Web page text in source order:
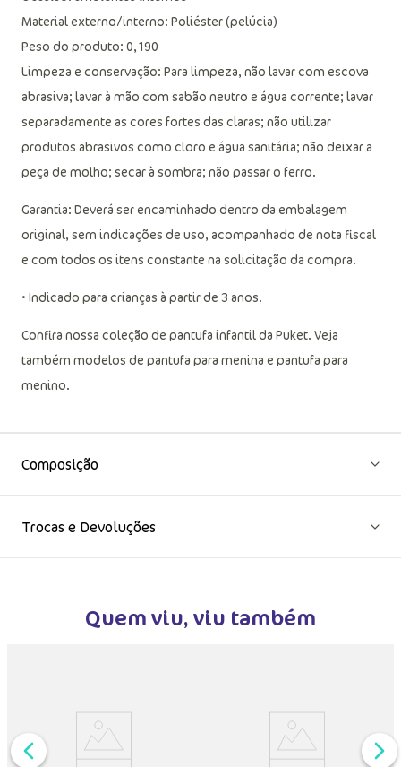
Material externo/interno: Poliéster (pelúcia)
Peso do produto: 0,190
Limpeza e conservação: Para limpeza, não lavar com escova
abrasiva; lavar à mão com sabão neutro e água corrente; lavar
separadamente as cores fortes das claras; não utilizar
produtos abrasivos como cloro e água sanitária; não deixar a
peça de molho; secar à sombra; não passar o ferro.
Garantia: Deverá ser encaminhado dentro da embalagem
original, sem indicações de uso, acompanhado de nota fiscal
e com todos os itens constante na solicitação da compra.
• Indicado para crianças à partir de 3 anos.
Confira nossa coleção de pantufa infantil da Puket. Veja
também modelos de pantufa para menina e pantufa para
menino.
Composição
Trocas e Devoluções
Quem viu, viu também